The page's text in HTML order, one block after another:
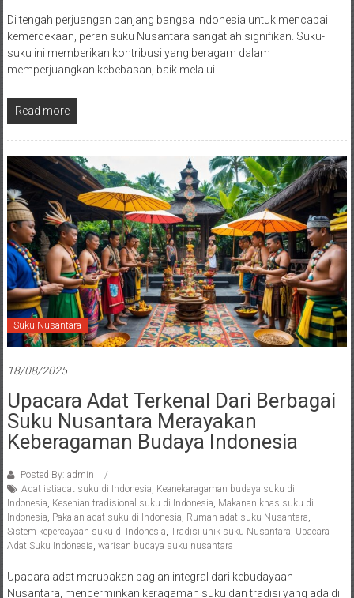
Di tengah perjuangan panjang bangsa Indonesia untuk mencapai
kemerdekaan, peran suku Nusantara sangatlah signifikan. Suku-
suku ini memberikan kontribusi yang beragam dalam
memperjuangkan kebebasan, baik melalui
Read more
Suku Nusantara
18/08/2025
Upacara Adat Terkenal Dari Berbagai
Suku Nusantara Merayakan
Keberagaman Budaya Indonesia
Posted By: admin
Adat istiadat suku di Indonesia, Keanekaragaman budaya suku di
Indonesia, Kesenian tradisional suku di Indonesia, Makanan khas suku di
Indonesia, Pakaian adat suku di Indonesia, Rumah adat suku Nusantara,
Sistem kepercayaan suku di Indonesia, Tradisi unik suku Nusantara, Upacara
Adat Suku Indonesia, warisan budaya suku nusantara
Upacara adat merupakan bagian integral dari kebudayaan
Nusantara, mencerminkan keragaman suku dan tradisi yang ada di